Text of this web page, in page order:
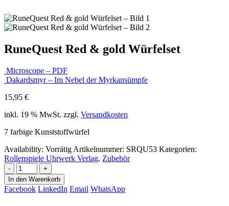
RuneQuest Red & gold Würfelset
Microscope – PDF
Dakardsmyr – Im Nebel der Myrkansümpfe
15,95 €
inkl. 19 % MwSt. zzgl. Versandkosten
7 farbige Kunststoffwürfel
Availability: Vorrätig Artikelnummer: SRQU53 Kategorien:
Rollenspiele Uhrwerk Verlag, Zubehör
-
+
In den Warenkorb
Facebook LinkedIn Email WhatsApp